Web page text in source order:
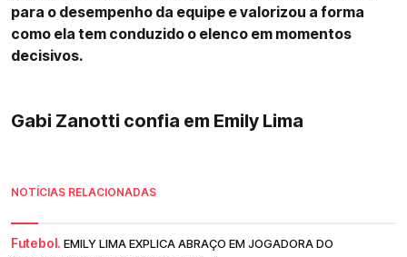
para o desempenho da equipe e valorizou a forma
como ela tem conduzido o elenco em momentos
decisivos.
Gabi Zanotti confia em Emily Lima
NOTÍCIAS RELACIONADAS
Futebol. EMILY LIMA EXPLICA ABRAÇO EM JOGADORA DO